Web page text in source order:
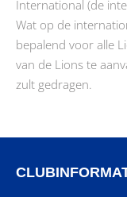
International (de
Wat op de
bepalend voor alle
van de Lions te
zult gedragen.